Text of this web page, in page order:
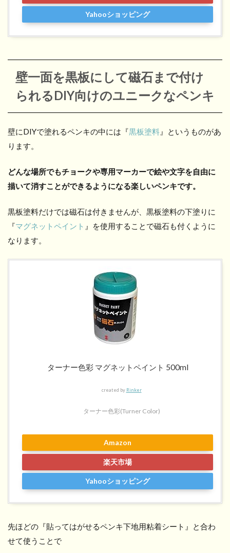
Yahooショッピング
壁一面を黒板にして磁石まで付け
られるDIY向けのユニークなペンキ
壁にDIYで塗れるペンキの中には『黒板塗料 』というものがあ
ります。
どんな場所でもチョークや専用マーカーで絵や文字を自由に
描いて消すことができるようになる楽しいペンキです。
黒板塗料だけでは磁石は付きませんが、黒板塗料の下塗りに
『マグネットペイント 』を使用することで磁石も付くように
なります。
ターナー色彩 マグネットペイント 500ml
created by Rinker
ターナー色彩(Turner Color)
Amazon
楽天市場
Yahooショッピング
先ほどの『貼ってはがせるペンキ下地用粘着シート』と合わ
せて使うことで